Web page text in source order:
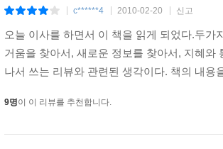
c******4 2010-02-20 신고
오늘 이사를 하면서 이 책을 읽게 되었다.두
거움을 찾아서, 새로운 정보를 찾아서, 지혜
나서 쓰는 리뷰와 관련된 생각이다. 책의 내
9명이 이 리뷰를 추천합니다.